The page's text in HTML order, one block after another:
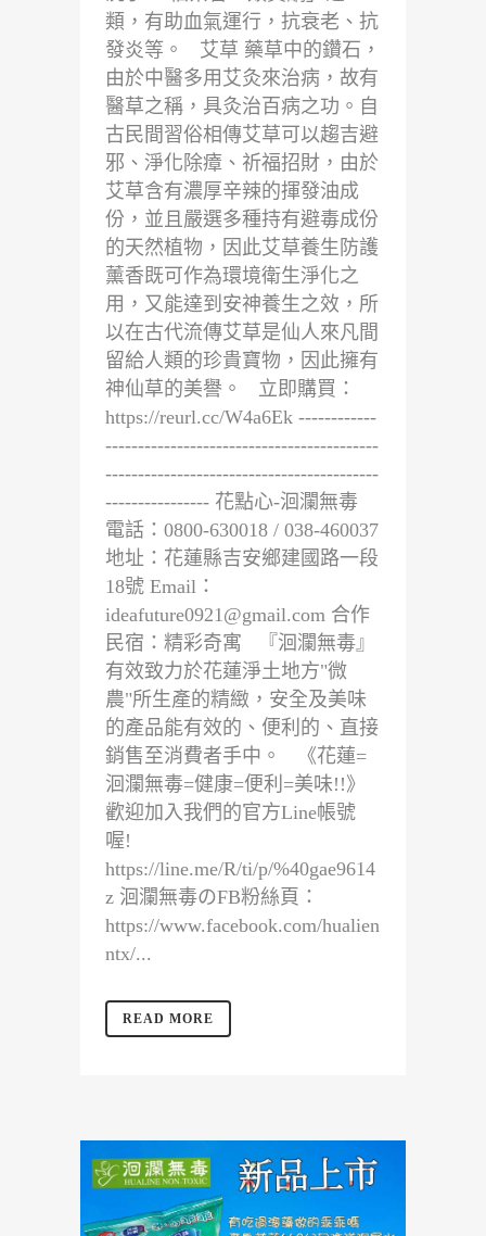
類，有助血氣運行，抗衰老、抗
發炎等。 艾草 藥草中的鑽石，
由於中醫多用艾灸來治病，故有
醫草之稱，具灸治百病之功。自
古民間習俗相傳艾草可以趨吉避
邪、淨化除瘴、祈福招財，由於
艾草含有濃厚辛辣的揮發油成
份，並且嚴選多種持有避毒成份
的天然植物，因此艾草養生防護
薰香既可作為環境衛生淨化之
用，又能達到安神養生之效，所
以在古代流傳艾草是仙人來凡間
留給人類的珍貴寶物，因此擁有
神仙草的美譽。 立即購買：
https://reurl.cc/W4a6Ek ------------
------------------------------------------
------------------------------------------
---------------- 花點心-洄瀾無毒
電話：0800-630018 / 038-460037
地址：花蓮縣吉安鄉建國路一段
18號 Email：
ideafuture0921@gmail.com 合作
民宿：精彩奇寓 『洄瀾無毒』
有效致力於花蓮淨土地方"微
農"所生產的精緻，安全及美味
的產品能有效的、便利的、直接
銷售至消費者手中。 《花蓮=
洄瀾無毒=健康=便利=美味!!》
歡迎加入我們的官方Line帳號
喔!
https://line.me/R/ti/p/%40gae9614
z 洄瀾無毒のFB粉絲頁：
https://www.facebook.com/hualien
ntx/...
READ MORE